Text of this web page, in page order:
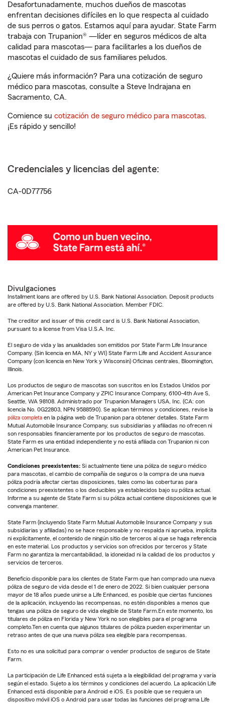
Desafortunadamente, muchos dueños de mascotas
enfrentan decisiones difíciles en lo que respecta al cuidado
de sus perros o gatos. Estamos aquí para ayudar. State Farm
trabaja con Trupanion® —líder en seguros médicos de alta
calidad para mascotas— para facilitarles a los dueños de
mascotas el cuidado de sus familiares peludos.
¿Quiere más información? Para una cotización de seguro
médico para mascotas, consulte a Steve Indrajana en
Sacramento, CA.
Comience su cotización de seguro médico para mascotas.
¡Es rápido y sencillo!
Credenciales y licencias del agente:
CA-0D77756
Divulgaciones
Installment loans are offered by U.S. Bank National Association. Deposit products
are offered by U.S. Bank National Association. Member FDIC.
The creditor and issuer of this credit card is U.S. Bank National Association,
pursuant to a license from Visa U.S.A. Inc.
El seguro de vida y las anualidades son emitidos por State Farm Life Insurance
Company. (Sin licencia en MA, NY y WI) State Farm Life and Accident Assurance
Company (con licencia en New York y Wisconsin) Oficinas centrales, Bloomington,
Illinois.
Los productos de seguro de mascotas son suscritos en los Estados Unidos por
American Pet Insurance Company y ZPIC Insurance Company, 6100-4th Ave S,
Seattle, WA 98108. Administrado por Trupanion Managers USA, Inc. (CA: con
licencia No. 0G22803, NPN 9588590). Se aplican términos y condiciones, revise la
póliza completa en la página web de Trupanion para obtener detalles. State Farm
Mutual Automobile Insurance Company, sus subsidiarias y afiliadas no ofrecen ni
son responsables financieramente por los productos de seguro de mascotas.
State Farm es una entidad independiente y no está afiliada con Trupanion ni con
American Pet Insurance.
Condiciones preexistentes: Si actualmente tiene una póliza de seguro médico
para mascotas, el cambio de compañía de seguros o la compra de una nueva
póliza podría afectar ciertas disposiciones, tales como las coberturas para
condiciones preexistentes o los deducibles ya establecidos bajo su póliza actual.
Informe a su agente de State Farm si su póliza actual contiene disposiciones que le
convenga mantener.
State Farm (incluyendo State Farm Mutual Automobile Insurance Company y sus
subsidiarias y afiliadas) no se hace responsable y no respalda ni aprueba, implícita
ni explícitamente, el contenido de ningún sitio de terceros al que se haga referencia
en este material. Los productos y servicios son ofrecidos por terceros y State
Farm no garantiza la mercantabilidad, la idoneidad ni la calidad de los productos y
servicios de terceros.
Beneficio disponible para los clientes de State Farm que han comprado una nueva
póliza de seguro de vida desde el 1 de enero de 2022. Si bien cualquier persona
mayor de 18 años puede unirse a Life Enhanced, es posible que ciertas funciones
de la aplicación, incluyendo las recompensas, no estén disponibles a menos que
tengas una póliza de seguro de vida elegible de State Farm.En este momento, los
titulares de póliza en Florida y New York no son elegibles para el programa
completo.Ten en cuenta que algunos titulares de póliza pueden experimentar un
retraso antes de que una nueva póliza sea elegible para recompensas.
Esto no es una solicitud para comprar o vender productos de seguros de State
Farm.
La participación de Life Enhanced está sujeta a la elegibilidad del programa y varía
según el estado. Sujeto a los términos y condiciones del acuerdo. La aplicación Life
Enhanced está disponible para Android e iOS. Es posible que se requiera un
dispositivo móvil iOS o Android para usar todas las funciones del programa Life